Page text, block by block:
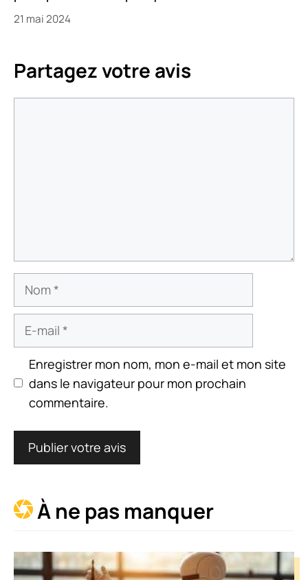
21 mai 2024
Partagez votre avis
Nom
Enregistrer mon nom, mon e-mail et mon site
dans le navigateur pour mon prochain
commentaire.
À ne pas manquer